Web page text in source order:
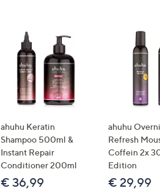
ahuhu Keratin
Shampoo 500ml &
Instant Repair
Conditioner 200ml
€ 36,99
ahuhu
Refresh
Coffein 2x
Edition
€ 29,99